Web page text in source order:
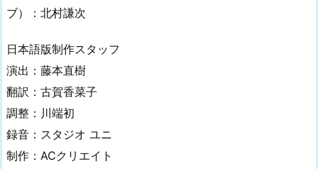
ブ）：北村謙次
日本語版制作スタッフ
演出：藤本直樹
翻訳：古賀香菜子
調整：川端初
録音：スタジオ ユニ
制作：ACクリエイト